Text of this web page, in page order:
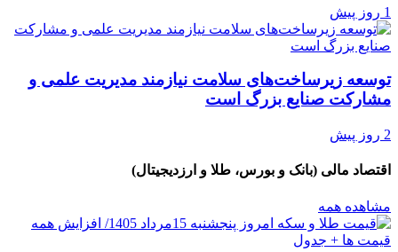
1 روز پیش
توسعه زیرساخت‌های سلامت نیازمند مدیریت علمی و
مشارکت صنایع بزرگ است
2 روز پیش
اقتصاد مالی (بانک و بورس، طلا و ارزدیجیتال)
مشاهده همه